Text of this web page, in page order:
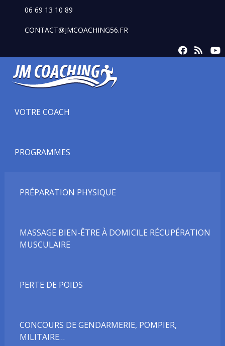
06 69 13 10 89
CONTACT@JMCOACHING56.FR
VOTRE COACH
PROGRAMMES
PRÉPARATION PHYSIQUE
MASSAGE BIEN-ÊTRE À DOMICILE RÉCUPÉRATION
MUSCULAIRE
PERTE DE POIDS
CONCOURS DE GENDARMERIE, POMPIER,
MILITAIRE…